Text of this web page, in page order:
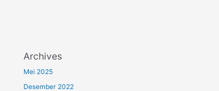
Archives
Mei 2025
Desember 2022